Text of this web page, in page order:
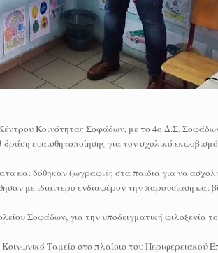
Κοινότητας Σοφάδων, με το 4ο Δ.Σ.
ευαισθητοποίησης για τον σχολικό
και δόθηκαν ζωγραφιές στα παιδιά για να
με ιδιαίτερο ενδιαφέρον την παρουσίαση και
Σοφάδων, για την υποδειγματική φιλοξενία
Ταμείο στο πλαίσιο του Περιφερειακού